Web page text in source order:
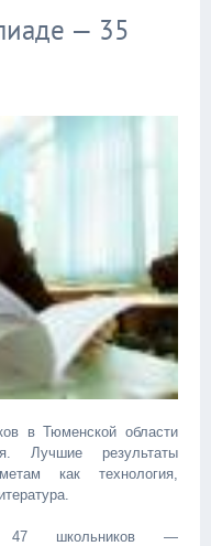
— 35
в Тюменской области
Лучшие результаты
как технология,
47 школьников —